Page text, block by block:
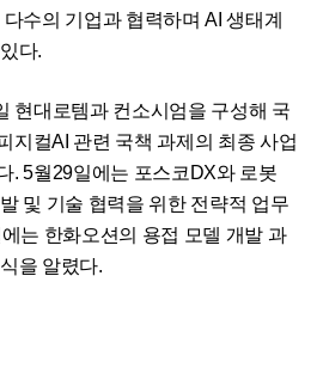
수의 기업과 협력하며 AI 생태계
다.
현대로템과 컨소시엄을 구성해 국
지컬AI 관련 국책 과제의 최종 사업
. 5월29일에는 포스코DX와 로봇
및 기술 협력을 위한 전략적 업무
는 한화오션의 용접 모델 개발 과
을 알렸다.